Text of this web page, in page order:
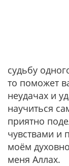
судьбу
то поможет
неудачах и
научиться
приятно
чувствами и
моём
меня Аллах.